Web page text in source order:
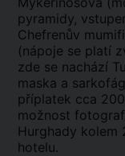
pyramidy,
Chefrenův
(nápoje se platí
zde se nachází
maska a
příplatek cca
možnost
Hurghady kolem
hotelu.